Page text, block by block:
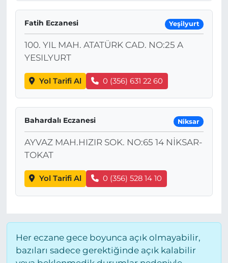
Fatih Eczanesi Yeşilyurt
100. YIL MAH. ATATÜRK CAD. NO:25 A
YESILYURT
Yol Tarifi Al 0 (356) 631 22 60
Bahardalı Eczanesi Niksar
AYVAZ MAH.HIZIR SOK. NO:65 14 NİKSAR-
TOKAT
Yol Tarifi Al 0 (356) 528 14 10
Her eczane gece boyunca açık olmayabilir,
bazıları sadece gerektiğinde açık kalabilir